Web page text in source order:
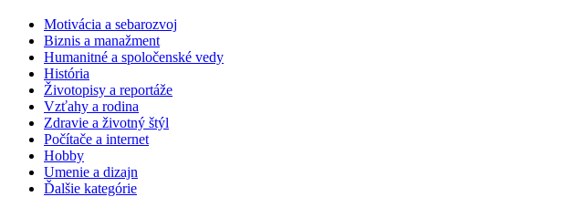
Motivácia a sebarozvoj
Biznis a manažment
Humanitné a spoločenské vedy
História
Životopisy a reportáže
Vzťahy a rodina
Zdravie a životný štýl
Počítače a internet
Hobby
Umenie a dizajn
Ďalšie kategórie